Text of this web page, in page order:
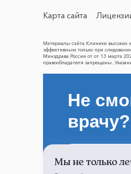
Карта сайта
Материалы сайта Клиники высоких
эффективным только при
Минздрава России от от 13 марта
правообладателя запрещены.
Не
врачу?
Написать о
Мы не только